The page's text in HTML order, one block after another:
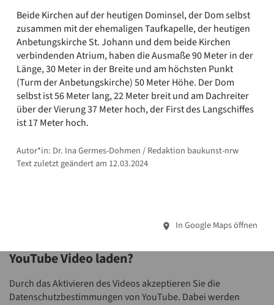
Beide Kirchen auf der heutigen Dominsel, der Dom selbst
zusammen mit der ehemaligen Taufkapelle, der heutigen
Anbetungskirche St. Johann und dem beide Kirchen
verbindenden Atrium, haben die Ausmaße 90 Meter in der
Länge, 30 Meter in der Breite und am höchsten Punkt
(Turm der Anbetungskirche) 50 Meter Höhe. Der Dom
selbst ist 56 Meter lang, 22 Meter breit und am Dachreiter
über der Vierung 37 Meter hoch, der First des Langschiffes
ist 17 Meter hoch.
Autor*in: Dr. Ina Germes-Dohmen / Redaktion baukunst-nrw
Text zuletzt geändert am 12.03.2024
In Google Maps öffnen
YouTube Video laden?
Durch das Aktivieren des Videos akzeptieren Sie die
Datenschutzbestimmungen von YouTube. Dabei werden